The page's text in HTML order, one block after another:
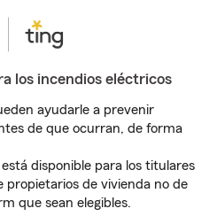
los incendios eléctricos
ayudarle a prevenir
de que ocurran, de forma
disponible para los titulares
propietarios de vivienda no de
que sean elegibles.